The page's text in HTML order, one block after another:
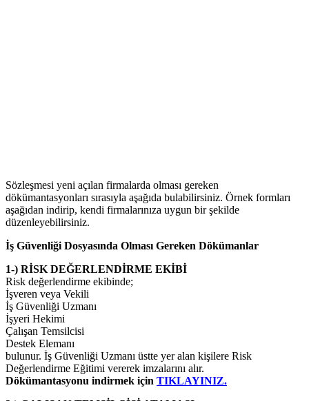
Sözleşmesi yeni açılan firmalarda olması gereken
dökümantasyonları sırasıyla aşağıda bulabilirsiniz. Örnek formları
aşağıdan indirip, kendi firmalarınıza uygun bir şekilde
düzenleyebilirsiniz.
İş Güvenliği Dosyasında Olması Gereken Dökümanlar
1-) RİSK DEĞERLENDİRME EKİBİ
Risk değerlendirme ekibinde;
İşveren veya Vekili
İş Güvenliği Uzmanı
İşyeri Hekimi
Çalışan Temsilcisi
Destek Elemanı
bulunur. İş Güvenliği Uzmanı üstte yer alan kişilere Risk
Değerlendirme Eğitimi vererek imzalarını alır.
Dökümantasyonu indirmek için TIKLAYINIZ.